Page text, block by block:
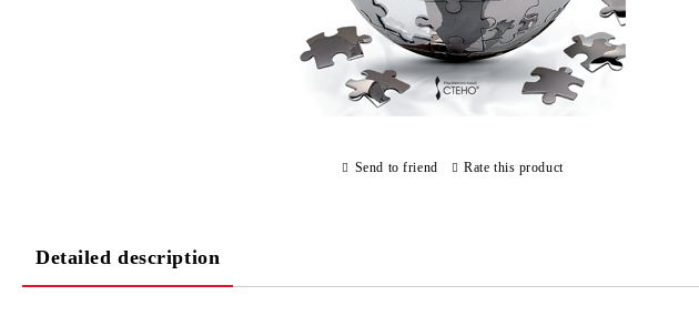
Send to friend Rate this product
Detailed description